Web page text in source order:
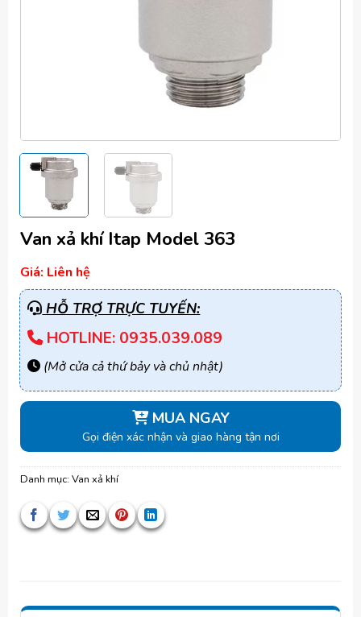
Van xả khí Itap Model 363
Giá: Liên hệ
HỖ TRỢ TRỰC TUYẾN:
HOTLINE: 0935.039.089
(Mở cửa cả thứ bảy và chủ nhật)
MUA NGAY
Gọi điện xác nhận và giao hàng tận nơi
Danh mục: Van xả khí